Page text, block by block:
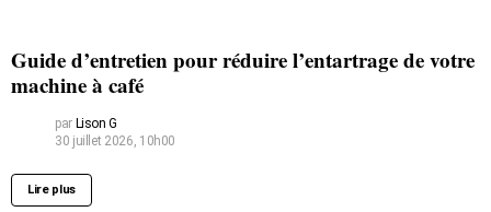
Guide d’entretien pour réduire l’entartrage de votre
machine à café
par Lison G
30 juillet 2026, 10h00
Lire plus